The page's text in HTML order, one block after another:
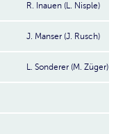
R. Inauen (L. Nisple)
J. Manser (J. Rusch)
L. Sonderer (M. Züger)